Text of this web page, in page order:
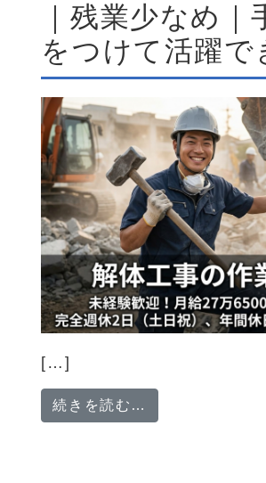
｜残業少なめ｜
をつけて活躍で
[…]
続きを読む…